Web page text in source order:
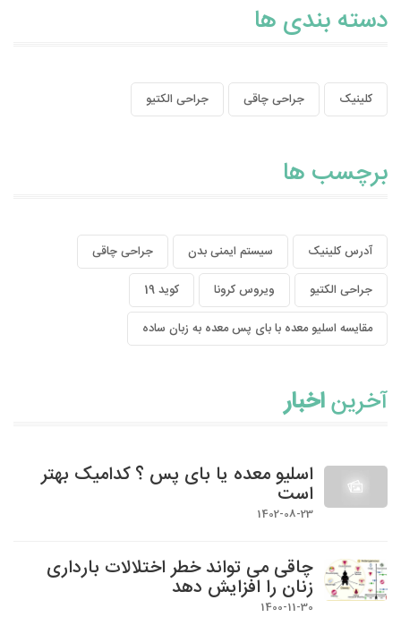
دسته بندی ها
کلینیک جراحی چاقی جراحی الکتیو
برچسب ها
آدرس کلینیک سیستم ایمنی بدن
جراحی چاقی
جراحی الکتیو
ویروس کرونا
کوید 19
مقایسه اسلیو معده با بای پس معده به زبان ساده
آخریناخبار
اسلیو معده یا بای پس ؟ کدامیک بهتر
است
1402-08-23
چاقی می تواند خطر اختلالات بارداری
زنان را افزایش دهد
1400-11-30